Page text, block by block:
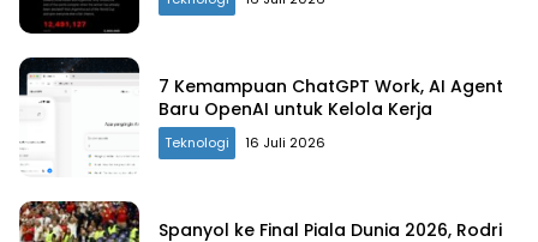
7 Kemampuan ChatGPT Work, AI Agent
Baru OpenAI untuk Kelola Kerja
Teknologi 16 Juli 2026
Spanyol ke Final Piala Dunia 2026, Rodri